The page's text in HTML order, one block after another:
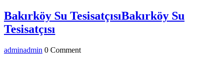
Bakırköy Su TesisatçısıBakırköy Su
Tesisatçısı
adminadmin 0 Comment